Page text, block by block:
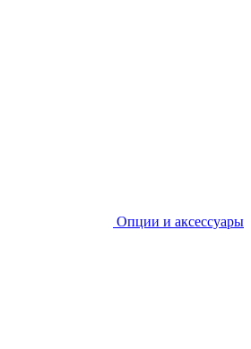
Опции и аксессуары